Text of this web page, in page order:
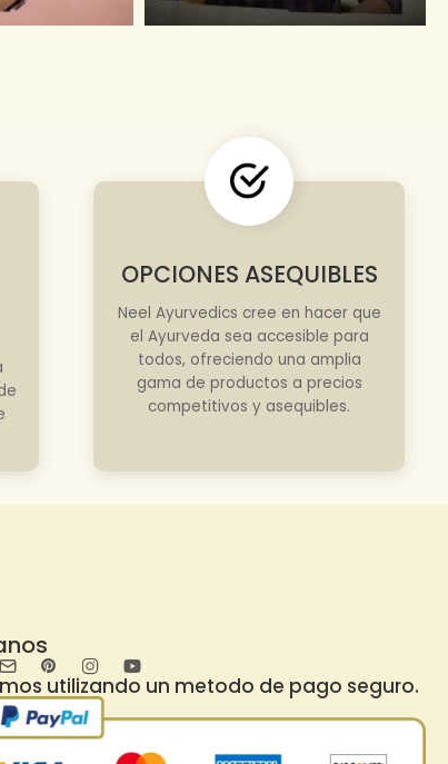
OPCIONES ASEQUIBLES
Neel Ayurvedics cree en hacer que
el Ayurveda sea accesible para
todos, ofreciendo una amplia
gama de productos a precios
competitivos y asequibles.
utilizando un metodo de pago seguro.